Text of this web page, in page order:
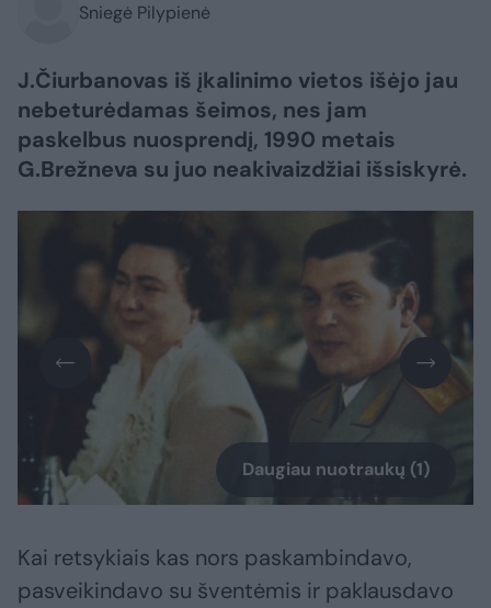
Sniegė Pilypienė
J.Čiurbanovas iš įkalinimo vietos išėjo jau
nebeturėdamas šeimos, nes jam
paskelbus nuosprendį, 1990 metais
G.Brežneva su juo neakivaizdžiai išsiskyrė.
Daugiau nuotraukų (1)
Kai retsykiais kas nors paskambindavo,
pasveikindavo su šventėmis ir paklausdavo